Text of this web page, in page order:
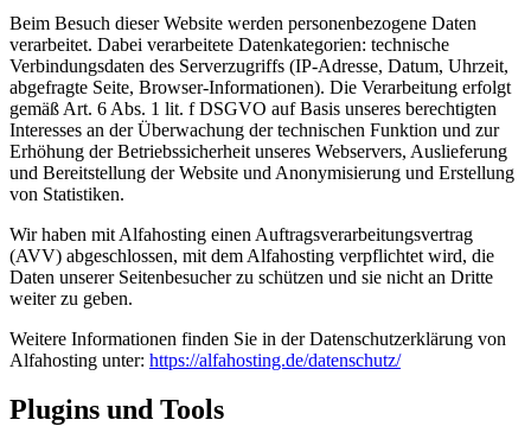
Beim Besuch dieser Website werden personenbezogene Daten
verarbeitet. Dabei verarbeitete Datenkategorien: technische
Verbindungsdaten des Serverzugriffs (IP-Adresse, Datum, Uhrzeit,
abgefragte Seite, Browser-Informationen). Die Verarbeitung erfolgt
gemäß Art. 6 Abs. 1 lit. f DSGVO auf Basis unseres berechtigten
Interesses an der Überwachung der technischen Funktion und zur
Erhöhung der Betriebssicherheit unseres Webservers, Auslieferung
und Bereitstellung der Website und Anonymisierung und Erstellung
von Statistiken.
Wir haben mit Alfahosting einen Auftragsverarbeitungsvertrag
(AVV) abgeschlossen, mit dem Alfahosting verpflichtet wird, die
Daten unserer Seitenbesucher zu schützen und sie nicht an Dritte
weiter zu geben.
Weitere Informationen finden Sie in der Datenschutzerklärung von
Alfahosting unter: https://alfahosting.de/datenschutz/
Plugins und Tools